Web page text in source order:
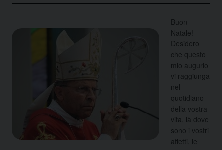
Buon
Natale!
Desidero
che questo
mio augurio
vi raggiunga
nel
quotidiano
della vostra
vita, là dove
sono i vostri
affetti, le